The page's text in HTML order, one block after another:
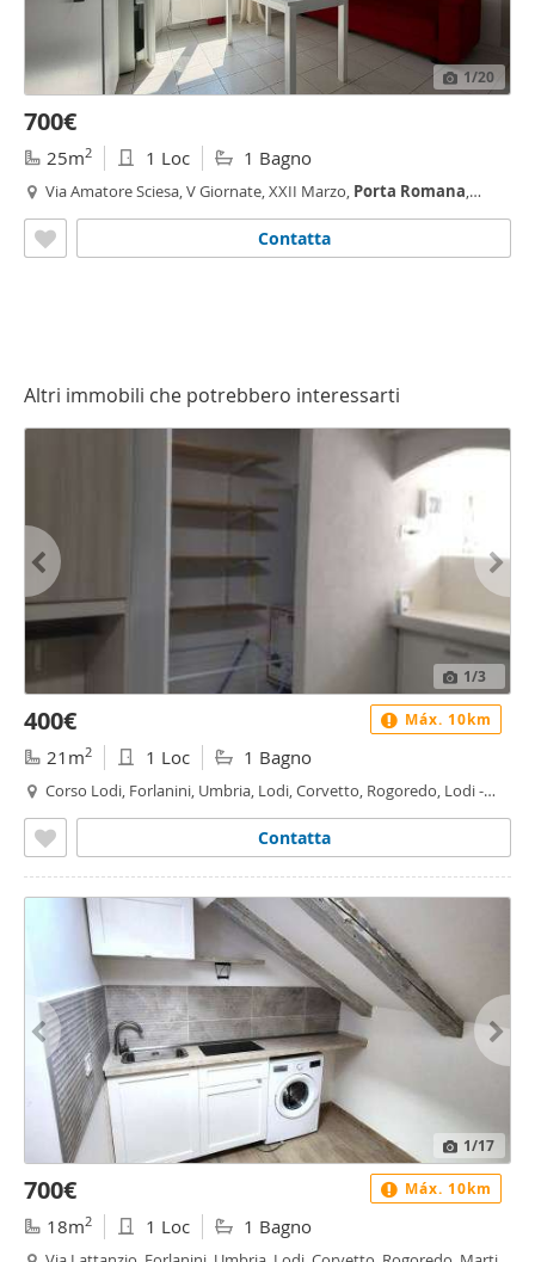
1/20
700€
25m2 1 Loc 1 Bagno
Via Amatore Sciesa, V Giornate, XXII Marzo, Porta Romana,
Contatta
Altri immobili che potrebbero interessarti
1/3
400€
21m2 1 Loc 1 Bagno
Corso Lodi, Forlanini, Umbria, Lodi, Corvetto, Rogoredo, Lodi -
Contatta
Máx. 10km
1/17
700€
18m2 1 Loc 1 Bagno
Máx. 10km